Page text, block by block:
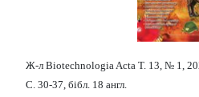
Ж-л Biotechnologia Acta Т. 13, № 1,
С. 30-37, бібл. 18 англ.